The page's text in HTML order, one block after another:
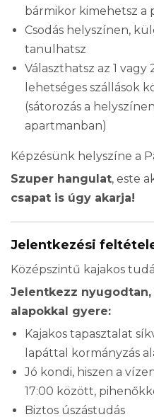
bármikor kimehetsz a
Csodás helyszínen,
tanulhatsz
Választhatsz az 1 vagy
lehetséges szállások
(sátorozás a
apartmanban)
Képzésünk helyszíne a
Szuper hangulat, este
csapat is úgy akarja!
Jelentkezési
Középszintű kajakos
Jelentkezz
alapokkal gyere:
Kajakos tapasztalat
lapáttal kormányzás
Jó kondi, hiszen a
17:00 között,
Biztos úszástudás